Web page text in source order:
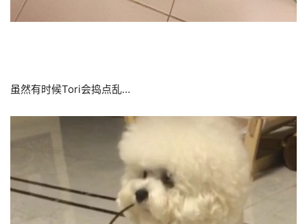
虽然有时候Tori会捣点乱…